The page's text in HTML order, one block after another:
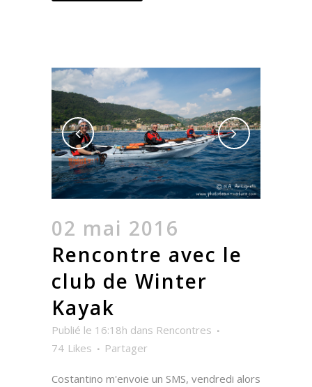
02 mai 2016
Rencontre avec le
club de Winter
Kayak
Publié le 16:18h dans Rencontres
74 Likes Partager
Costantino m'envoie un SMS, vendredi alors